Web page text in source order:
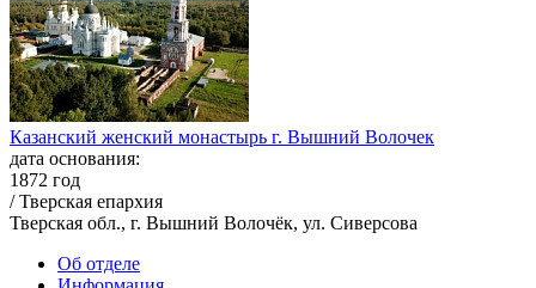
Казанский женский монастырь г. Вышний Волочек
дата основания:
1872 год
/ Тверская епархия
Тверская обл., г. Вышний Волочёк, ул. Сиверсова
Об отделе